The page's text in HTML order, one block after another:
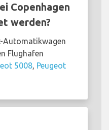
Copenhagen
werden?
Automatikwagen
Flughafen
5008 Peugeot